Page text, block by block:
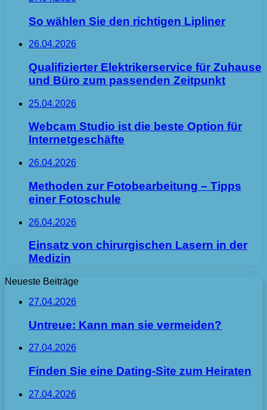
So wählen Sie den richtigen Lipliner
26.04.2026
Qualifizierter Elektrikerservice für Zuhause
und Büro zum passenden Zeitpunkt
25.04.2026
Webcam Studio ist die beste Option für
Internetgeschäfte
26.04.2026
Methoden zur Fotobearbeitung – Tipps
einer Fotoschule
26.04.2026
Einsatz von chirurgischen Lasern in der
Medizin
Neueste Beiträge
27.04.2026
Untreue: Kann man sie vermeiden?
27.04.2026
Finden Sie eine Dating-Site zum Heiraten
27.04.2026